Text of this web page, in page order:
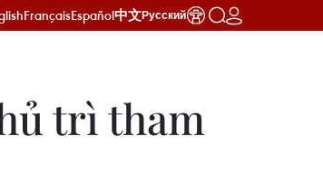
FrançaisEspañol中文Русский
trì tham